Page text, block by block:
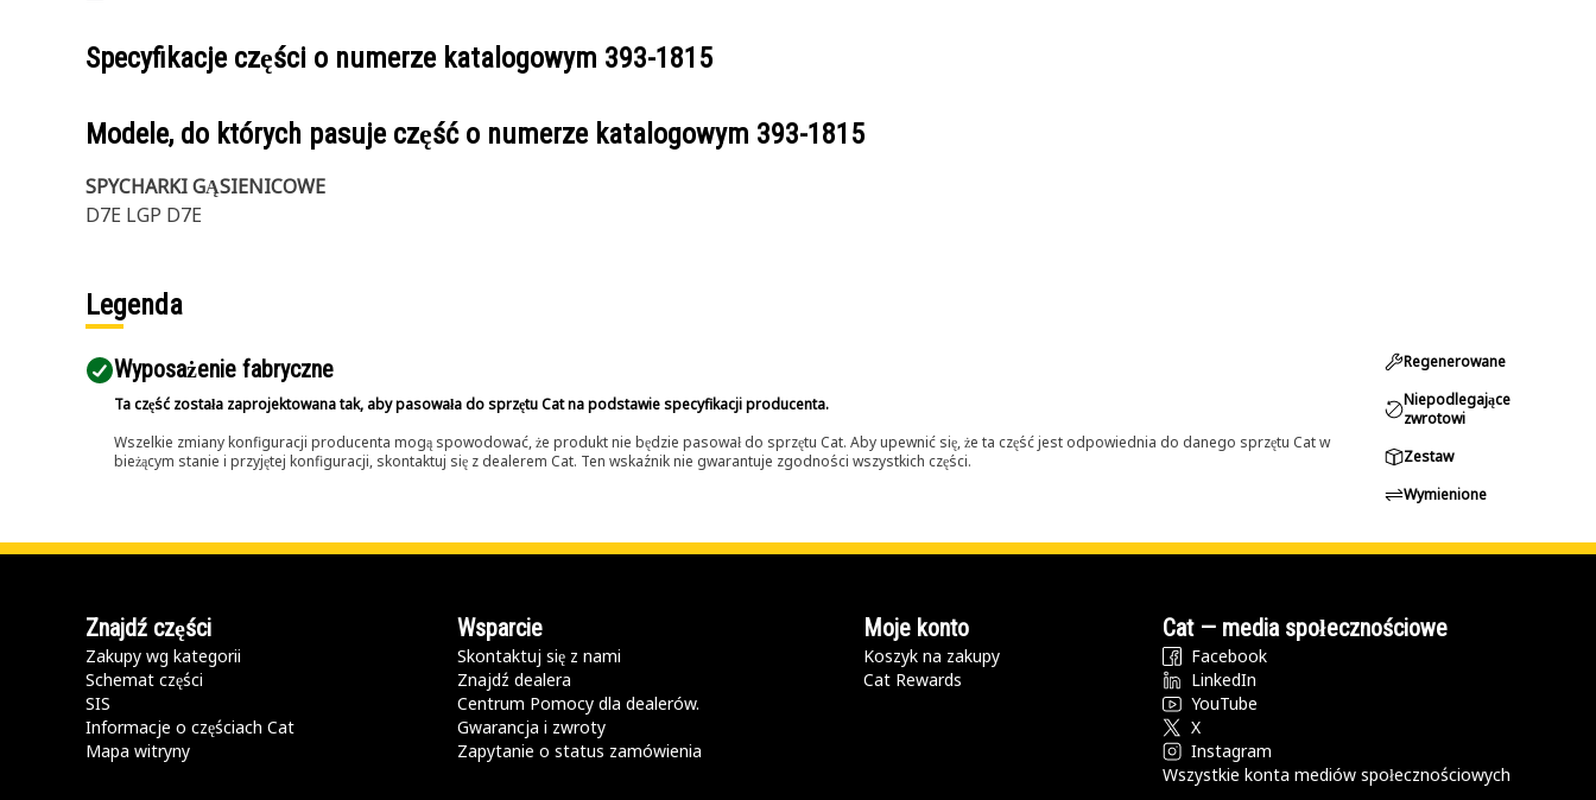
Specyfikacje części o numerze katalogowym 393-1815
Modele, do których pasuje część o numerze katalogowym 393-1815
SPYCHARKI GĄSIENICOWE
D7E LGP D7E
Legenda
Wyposażenie fabryczne
Ta część została zaprojektowana tak, aby pasowała do sprzętu Cat na podstawie specyfikacji producenta.
Wszelkie zmiany konfiguracji producenta mogą spowodować, że produkt nie będzie pasował do sprzętu Cat. Aby upewnić się, że ta część jest odpowiednia do danego sprzętu Cat w
bieżącym stanie i przyjętej konfiguracji, skontaktuj się z dealerem Cat. Ten wskaźnik nie gwarantuje zgodności wszystkich części.
Regenerowane
Niepodlegające
zwrotowi
Zestaw
Wymienione
Znajdź części
Zakupy wg kategorii
Schemat części
SIS
Informacje o częściach Cat
Mapa witryny
Wsparcie
Skontaktuj się z nami
Znajdź dealera
Centrum Pomocy dla dealerów.
Gwarancja i zwroty
Zapytanie o status zamówienia
Moje konto
Koszyk na zakupy
Cat Rewards
Cat — media społecznościowe
Facebook
LinkedIn
YouTube
X
Instagram
Wszystkie konta mediów społecznościowych